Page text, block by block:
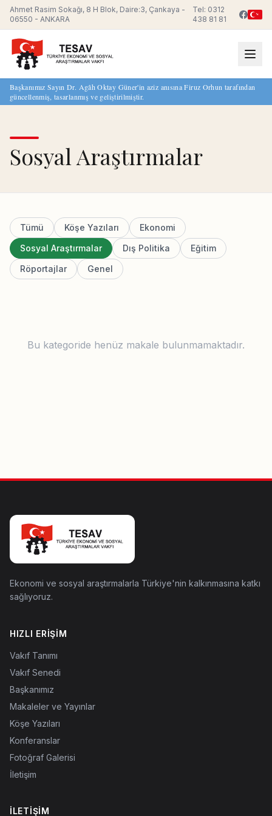
Ahmet Rasim Sokağı, 8 H Blok, Daire:3, Çankaya -
06550 - ANKARA
Tel: 0312
438 81 81
Başkanımız Sayın Dr. Agâh Oktay Güner'in aziz anısına Firuz Orhun tarafından
güncellenmiş, tasarlanmış ve geliştirilmiştir.
Sosyal Araştırmalar
Tümü Köşe Yazıları
Ekonomi
Sosyal Araştırmalar
Dış Politika
Eğitim
Röportajlar
Genel
Bu kategoride henüz makale bulunmamaktadır.
Ekonomi ve sosyal araştırmalarla Türkiye'nin kalkınmasına katkı
sağlıyoruz.
HIZLI ERIŞIM
Vakıf Tanımı
Vakıf Senedi
Başkanımız
Makaleler ve Yayınlar
Köşe Yazıları
Konferanslar
Fotoğraf Galerisi
İletişim
İLETIŞIM